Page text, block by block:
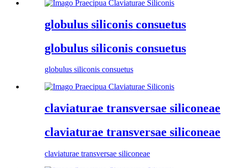
globulus siliconis consuetus
globulus siliconis consuetus
globulus siliconis consuetus
claviaturae transversae siliconeae
claviaturae transversae siliconeae
claviaturae transversae siliconeae